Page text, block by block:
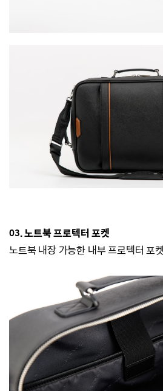
03. 노트북 프로텍터 포켓
노트북 내장 가능한 내부 프로텍터 포